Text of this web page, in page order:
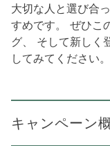
大切な人と選び合
すめです。 ぜひこ
グ、 そして新しく
してみてください。
キャンペーン